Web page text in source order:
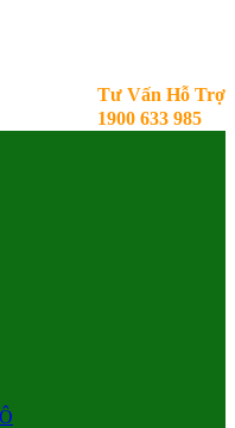
Tư Vấn Hỗ Trợ
1900 633 985